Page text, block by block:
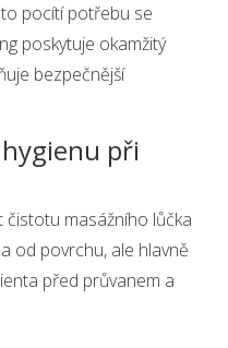
pocítí potřebu se
poskytuje okamžitý
bezpečnější
při
masážního lůčka
od povrchu, ale hlavně
před průvanem a